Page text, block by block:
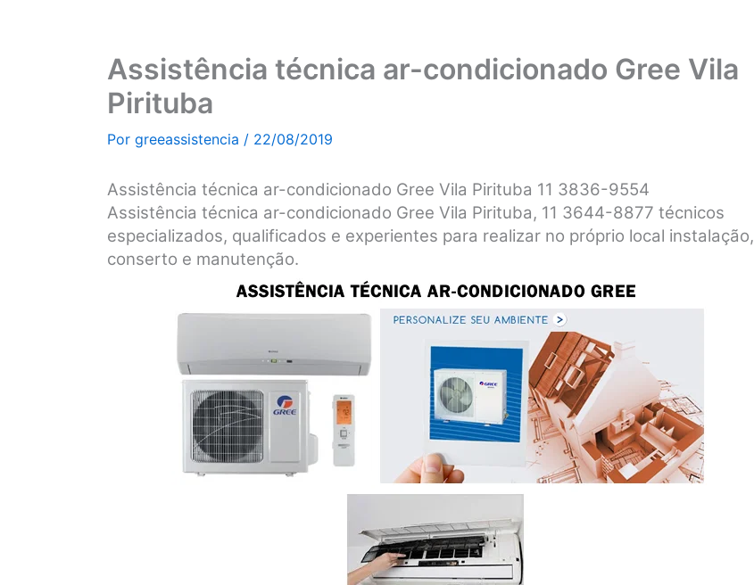
Assistência técnica ar-condicionado Gree Vila
Pirituba
Por greeassistencia / 22/08/2019
Assistência técnica ar-condicionado Gree Vila Pirituba 11 3836-9554
Assistência técnica ar-condicionado Gree Vila Pirituba, 11 3644-8877 técnicos
especializados, qualificados e experientes para realizar no próprio local instalação,
conserto e manutenção.